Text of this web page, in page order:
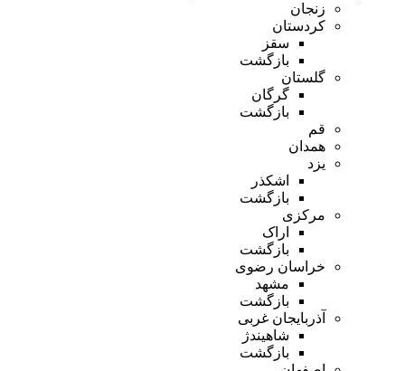
زنجان
کردستان
سقز
بازگشت
گلستان
گرگان
بازگشت
قم
همدان
یزد
اشکذر
بازگشت
مرکزی
اراک
بازگشت
خراسان رضوی
مشهد
بازگشت
آذربایجان غربی
شاهیندژ
بازگشت